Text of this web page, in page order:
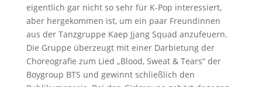
eigentlich gar nicht so sehr für K-Pop interessiert,
aber hergekommen ist, um ein paar Freundinnen
aus der Tanzgruppe Kaep Jjang Squad anzufeuern.
Die Gruppe überzeugt mit einer Darbietung der
Choreografie zum Lied „Blood, Sweat & Tears“ der
Boygroup BTS und gewinnt schließlich den